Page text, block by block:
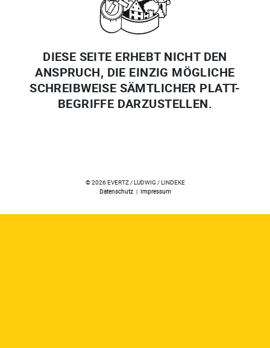
DIESE SEITE ERHEBT NICHT DEN
ANSPRUCH, DIE EINZIG MÖGLICHE
SCHREIBWEISE SÄMTLICHER PLATT-
BEGRIFFE DARZUSTELLEN.
© 2026 EVERTZ / LUDWIG / LINDEKE
Datenschutz | Impressum